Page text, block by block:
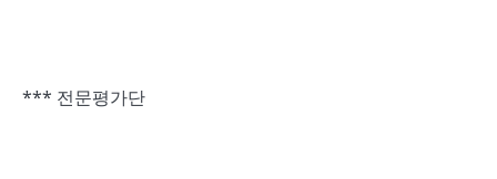
*** 전문평가단